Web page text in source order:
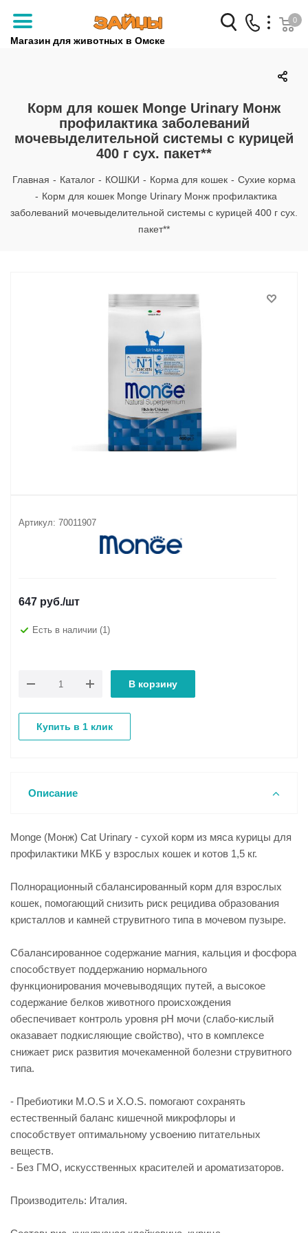
Магазин для животных в Омске
Заказать звонок
+7 (3812) 79-04-04
+7 (950) 959-88-32
0
Корм для кошек Monge Urinary Монж
профилактика заболеваний
мочевыделительной системы с курицей
400 г сух. пакет**
Главная - Каталог - КОШКИ - Корма для кошек - Сухие корма
- Корм для кошек Monge Urinary Монж профилактика
заболеваний мочевыделительной системы с курицей 400 г сух.
пакет**
Артикул: 70011907
647 руб./шт
Есть в наличии (1)
В корзину
Купить в 1 клик
Описание
Monge (Монж) Cat Urinary - сухой корм из мяса курицы для
профилактики МКБ у взрослых кошек и котов 1,5 кг.
Полнорационный сбалансированный корм для взрослых
кошек, помогающий снизить риск рецидива образования
кристаллов и камней струвитного типа в мочевом пузыре.
Сбалансированное содержание магния, кальция и фосфора
способствует поддержанию нормального
функционирования мочевыводящих путей, а высокое
содержание белков животного происхождения
обеспечивает контроль уровня рН мочи (слабо-кислый
оказавает подкисляющие свойство), что в комплексе
снижает риск развития мочекаменной болезни струвитного
типа.
- Пребиотики М.О.S и X.O.S. помогают сохранять
естественный баланс кишечной микрофлоры и
способствует оптимальному усвоению питательных
веществ.
- Без ГМО, искусственных красителей и ароматизаторов.
Производитель: Италия.